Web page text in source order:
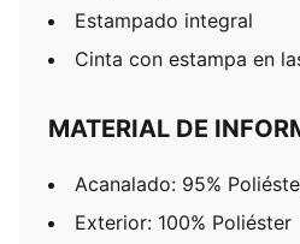
Estampado integral
Cinta con estampa en
MATERIAL DE
Acanalado: 95%
Exterior: 100% Poliéster